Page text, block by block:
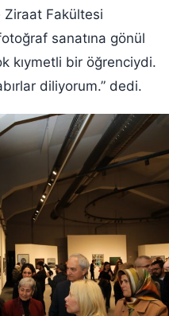
Fakültesi
sanatına gönül
kıymetli bir öğrenciydi.
diliyorum.” dedi.